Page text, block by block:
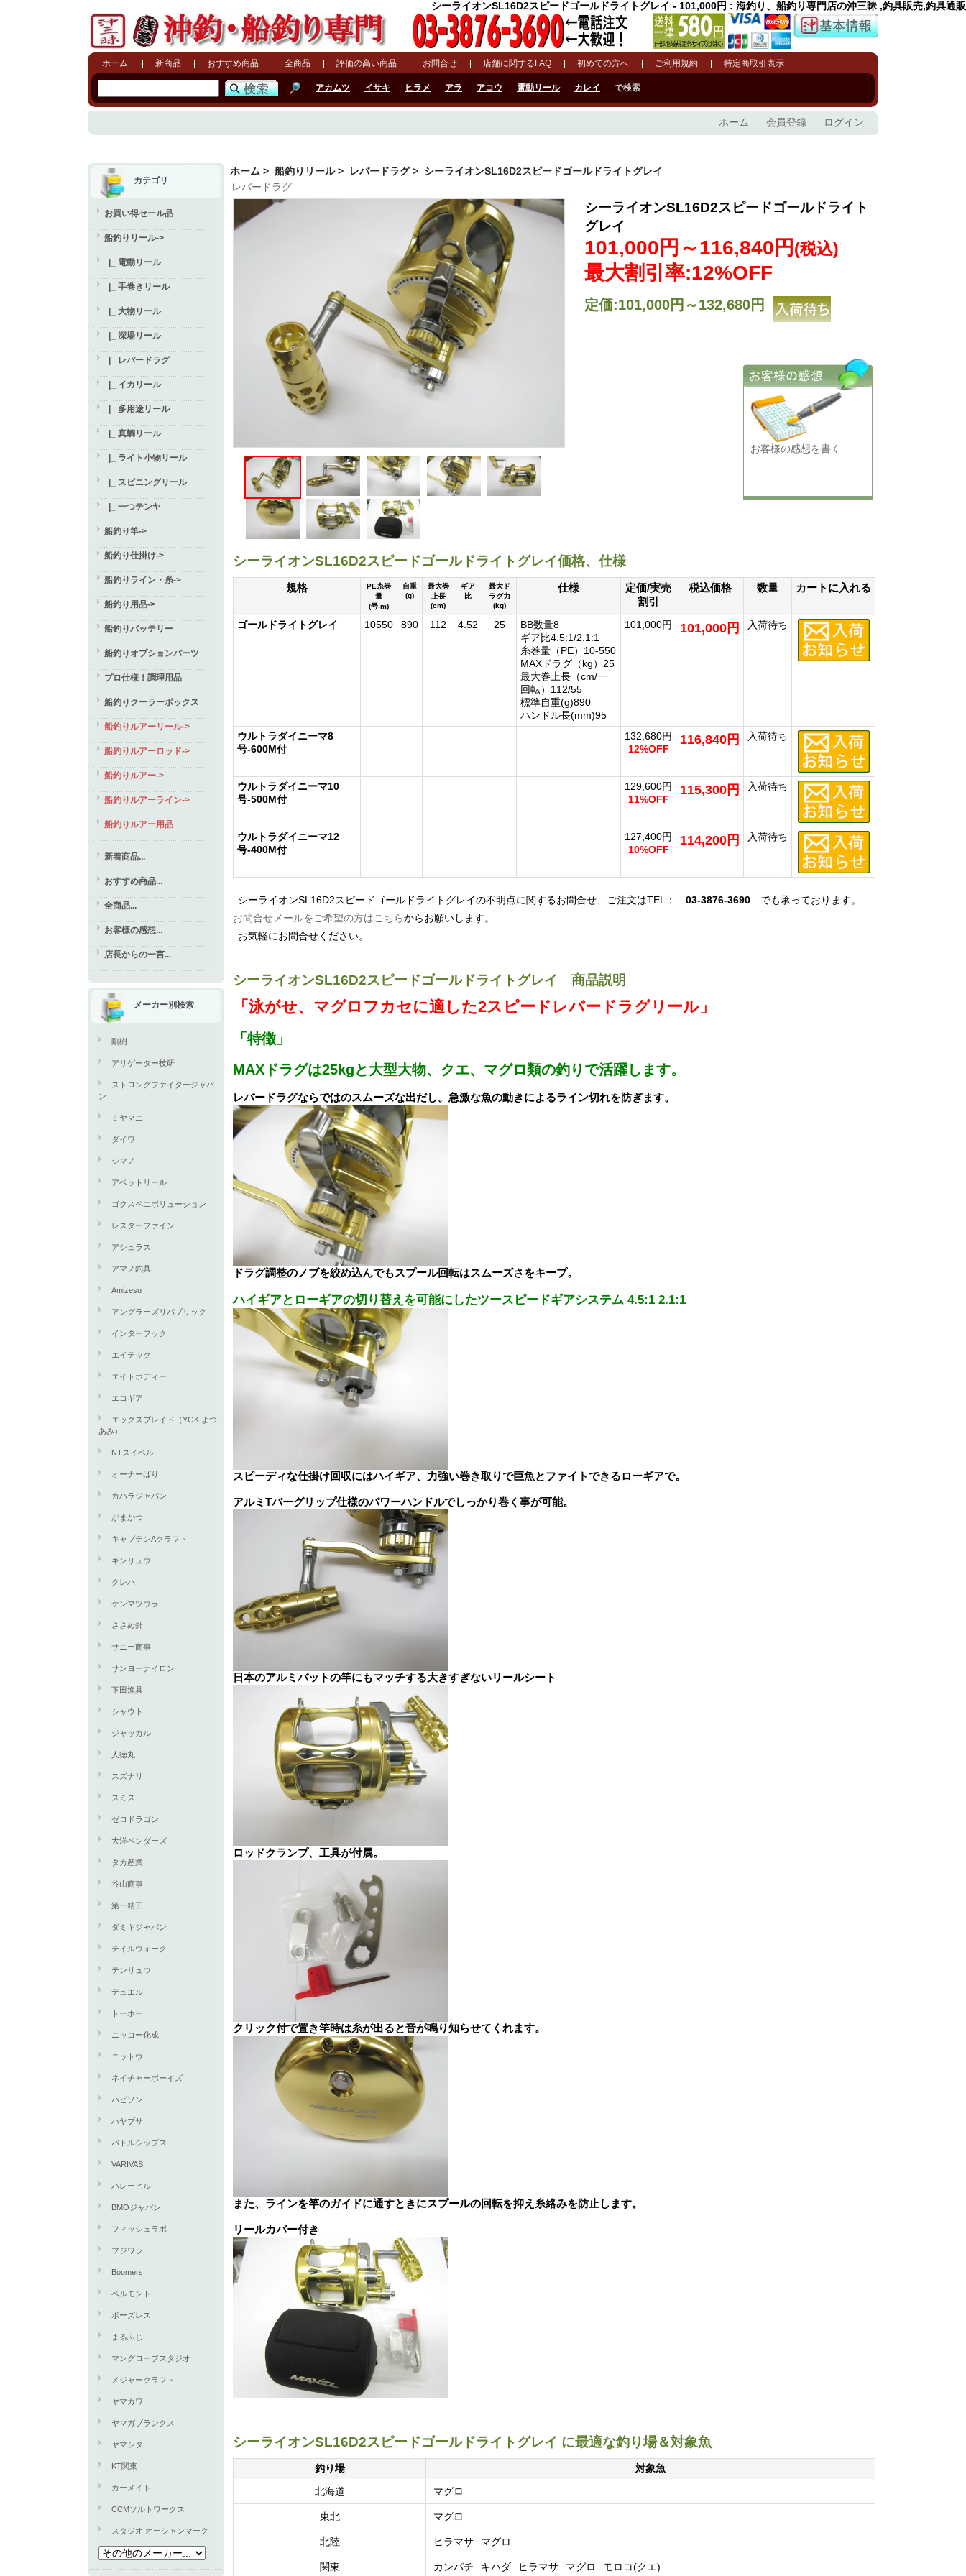
シーライオンSL16D2スピードゴールドライトグレイ - 101,000円 : 海釣り、船釣り専門店の沖三昧 ,釣具販売,釣具通販
ホーム 新商品 おすすめ商品 全商品 評価の高い商品 お問合せ 店舗に関するFAQ 初めての方へ ご利用規約 特定商取引表示
アカムツ イサキ ヒラメ アラ アコウ 電動リール カレイ で検索
ホーム 会員登録 ログイン
カテゴリ
お買い得セール品
船釣りリール->
|_ 電動リール
|_ 手巻きリール
|_ 大物リール
|_ 深場リール
|_ レバードラグ
|_ イカリール
|_ 多用途リール
|_ 真鯛リール
|_ ライト小物リール
|_ スピニングリール
|_ 一つテンヤ
船釣り竿->
船釣り仕掛け->
船釣りライン・糸->
船釣り用品->
船釣りバッテリー
船釣りオプションパーツ
プロ仕様！調理用品
船釣りクーラーボックス
船釣りルアーリール->
船釣りルアーロッド->
船釣りルアー->
船釣りルアーライン->
船釣りルアー用品
新着商品...
おすすめ商品...
全商品...
お客様の感想...
店長からの一言...
メーカー別検索
剛樹
アリゲーター技研
ストロングファイタージャパ
ン
ミヤマエ
ダイワ
シマノ
アベットリール
ゴクスペエボリューション
レスターファイン
アシュラス
アマノ釣具
Amizesu
アングラーズリパブリック
インターフック
エイテック
エイトボディー
エコギア
エックスブレイド（YGK よつ
あみ）
NTスイベル
オーナーばり
カハラジャパン
がまかつ
キャプテンAクラフト
キンリュウ
クレハ
ケンマツウラ
ささめ針
サニー商事
サンヨーナイロン
下田漁具
シャウト
ジャッカル
人徳丸
スズナリ
スミス
ゼロドラゴン
大洋ベンダーズ
タカ産業
谷山商事
第一精工
ダミキジャパン
テイルウォーク
テンリュウ
デュエル
トーホー
ニッコー化成
ニットウ
ネイチャーボーイズ
ハピソン
ハヤブサ
バトルシップス
VARIVAS
バレーヒル
BMOジャパン
フィッシュラボ
フジワラ
Boomers
ベルモント
ボーズレス
まるふじ
マングローブスタジオ
メジャークラフト
ヤマカワ
ヤマガブランクス
ヤマシタ
KT関東
カーメイト
CCMソルトワークス
スタジオ オーシャンマーク
ホーム > 船釣りリール> レバードラグ> シーライオンSL16D2スピードゴールドライトグレイ
レバードラグ
シーライオンSL16D2スピードゴールドライト
グレイ
101,000円～116,840円 (税込)
最大割引率:12%OFF
定価:101,000円～132,680円
お客様の感想を書く
シーライオンSL16D2スピードゴールドライトグレイ価格、仕様
規格
PE糸巻
量
(号-m)
自重
(g)
最大巻
上長
(cm)
ギア
比
最大ド
ラグ力
(kg)
仕様
定価/実売
割引
税込価格 数量 カートに入れる
ゴールドライトグレイ 10550 890 112 4.52 25
BB数量8
ギア比4.5:1/2.1:1
糸巻量（PE）10-550
MAXドラグ（kg）25
最大巻上長（cm/一
回転）112/55
標準自重(g)890
ハンドル長(mm)95
101,000円 101,000円 入荷待ち
ウルトラダイニーマ8
号-600M付
132,680円
12%OFF
116,840円 入荷待ち
ウルトラダイニーマ10
号-500M付
129,600円
11%OFF
115,300円 入荷待ち
ウルトラダイニーマ12
号-400M付
127,400円
10%OFF
114,200円 入荷待ち
シーライオンSL16D2スピードゴールドライトグレイの不明点に関するお問合せ、ご注文はTEL： 03-3876-3690 でも承っております。
お問合せメールをご希望の方はこちらからお願いします。
お気軽にお問合せください。
シーライオンSL16D2スピードゴールドライトグレイ 商品説明
「泳がせ、マグロフカセに適した2スピードレバードラグリール」
「特徴」
MAXドラグは25kgと大型大物、クエ、マグロ類の釣りで活躍します。
レバードラグならではのスムーズな出だし。急激な魚の動きによるライン切れを防ぎます。
ドラグ調整のノブを絞め込んでもスプール回転はスムーズさをキープ。
ハイギアとローギアの切り替えを可能にしたツースピードギアシステム 4.5:1 2.1:1
スピーディな仕掛け回収にはハイギア、力強い巻き取りで巨魚とファイトできるローギアで。
アルミTバーグリップ仕様のパワーハンドルでしっかり巻く事が可能。
日本のアルミバットの竿にもマッチする大きすぎないリールシート
ロッドクランプ、工具が付属。
クリック付で置き竿時は糸が出ると音が鳴り知らせてくれます。
また、ラインを竿のガイドに通すときにスプールの回転を抑え糸絡みを防止します。
リールカバー付き
シーライオンSL16D2スピードゴールドライトグレイ に最適な釣り場＆対象魚
釣り場
対象魚
北海道
マグロ
東北 マグロ
北陸 ヒラマサ マグロ
関東 カンパチ キハダ ヒラマサ マグロ モロコ(クエ)